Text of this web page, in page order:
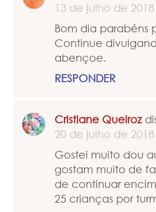
13 de julho de 2018
Bom dia parabéns
Continue
abençoe.
RESPONDER
Cristiane Queiroz
20 de julho de 2018
Gostei muito dou
gostam muito de
de continuar
25 crianças por